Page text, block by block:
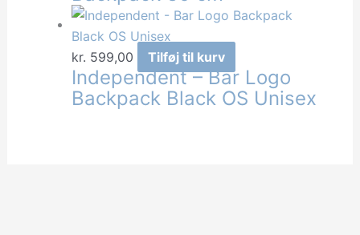
kr. 599,00 Tilføj til kurv
Independent – Bar Logo
Backpack Black OS Unisex